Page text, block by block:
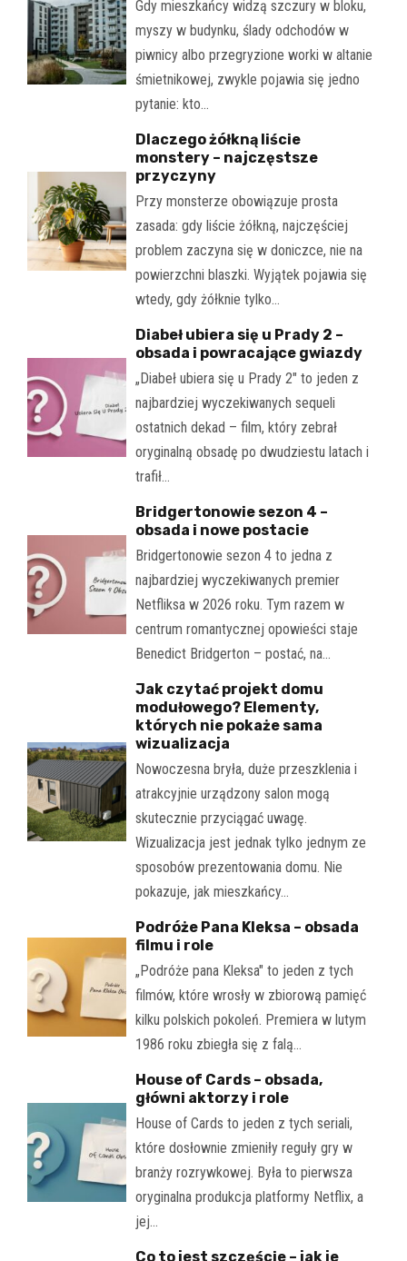
Gdy mieszkańcy widzą szczury w bloku,
myszy w budynku, ślady odchodów w
piwnicy albo przegryzione worki w altanie
śmietnikowej, zwykle pojawia się jedno
pytanie: kto…
Dlaczego żółkną liście
monstery – najczęstsze
przyczyny
Przy monsterze obowiązuje prosta
zasada: gdy liście żółkną, najczęściej
problem zaczyna się w doniczce, nie na
powierzchni blaszki. Wyjątek pojawia się
wtedy, gdy żółknie tylko…
Diabeł ubiera się u Prady 2 –
obsada i powracające gwiazdy
„Diabeł ubiera się u Prady 2" to jeden z
najbardziej wyczekiwanych sequeli
ostatnich dekad – film, który zebrał
oryginalną obsadę po dwudziestu latach i
trafił…
Bridgertonowie sezon 4 –
obsada i nowe postacie
Bridgertonowie sezon 4 to jedna z
najbardziej wyczekiwanych premier
Netfliksa w 2026 roku. Tym razem w
centrum romantycznej opowieści staje
Benedict Bridgerton – postać, na…
Jak czytać projekt domu
modułowego? Elementy,
których nie pokaże sama
wizualizacja
Nowoczesna bryła, duże przeszklenia i
atrakcyjnie urządzony salon mogą
skutecznie przyciągać uwagę.
Wizualizacja jest jednak tylko jednym ze
sposobów prezentowania domu. Nie
pokazuje, jak mieszkańcy…
Podróże Pana Kleksa – obsada
filmu i role
„Podróże pana Kleksa" to jeden z tych
filmów, które wrosły w zbiorową pamięć
kilku polskich pokoleń. Premiera w lutym
1986 roku zbiegła się z falą…
House of Cards – obsada,
główni aktorzy i role
House of Cards to jeden z tych seriali,
które dosłownie zmieniły reguły gry w
branży rozrywkowej. Była to pierwsza
oryginalna produkcja platformy Netflix, a
jej…
Co to jest szczęście – jak je